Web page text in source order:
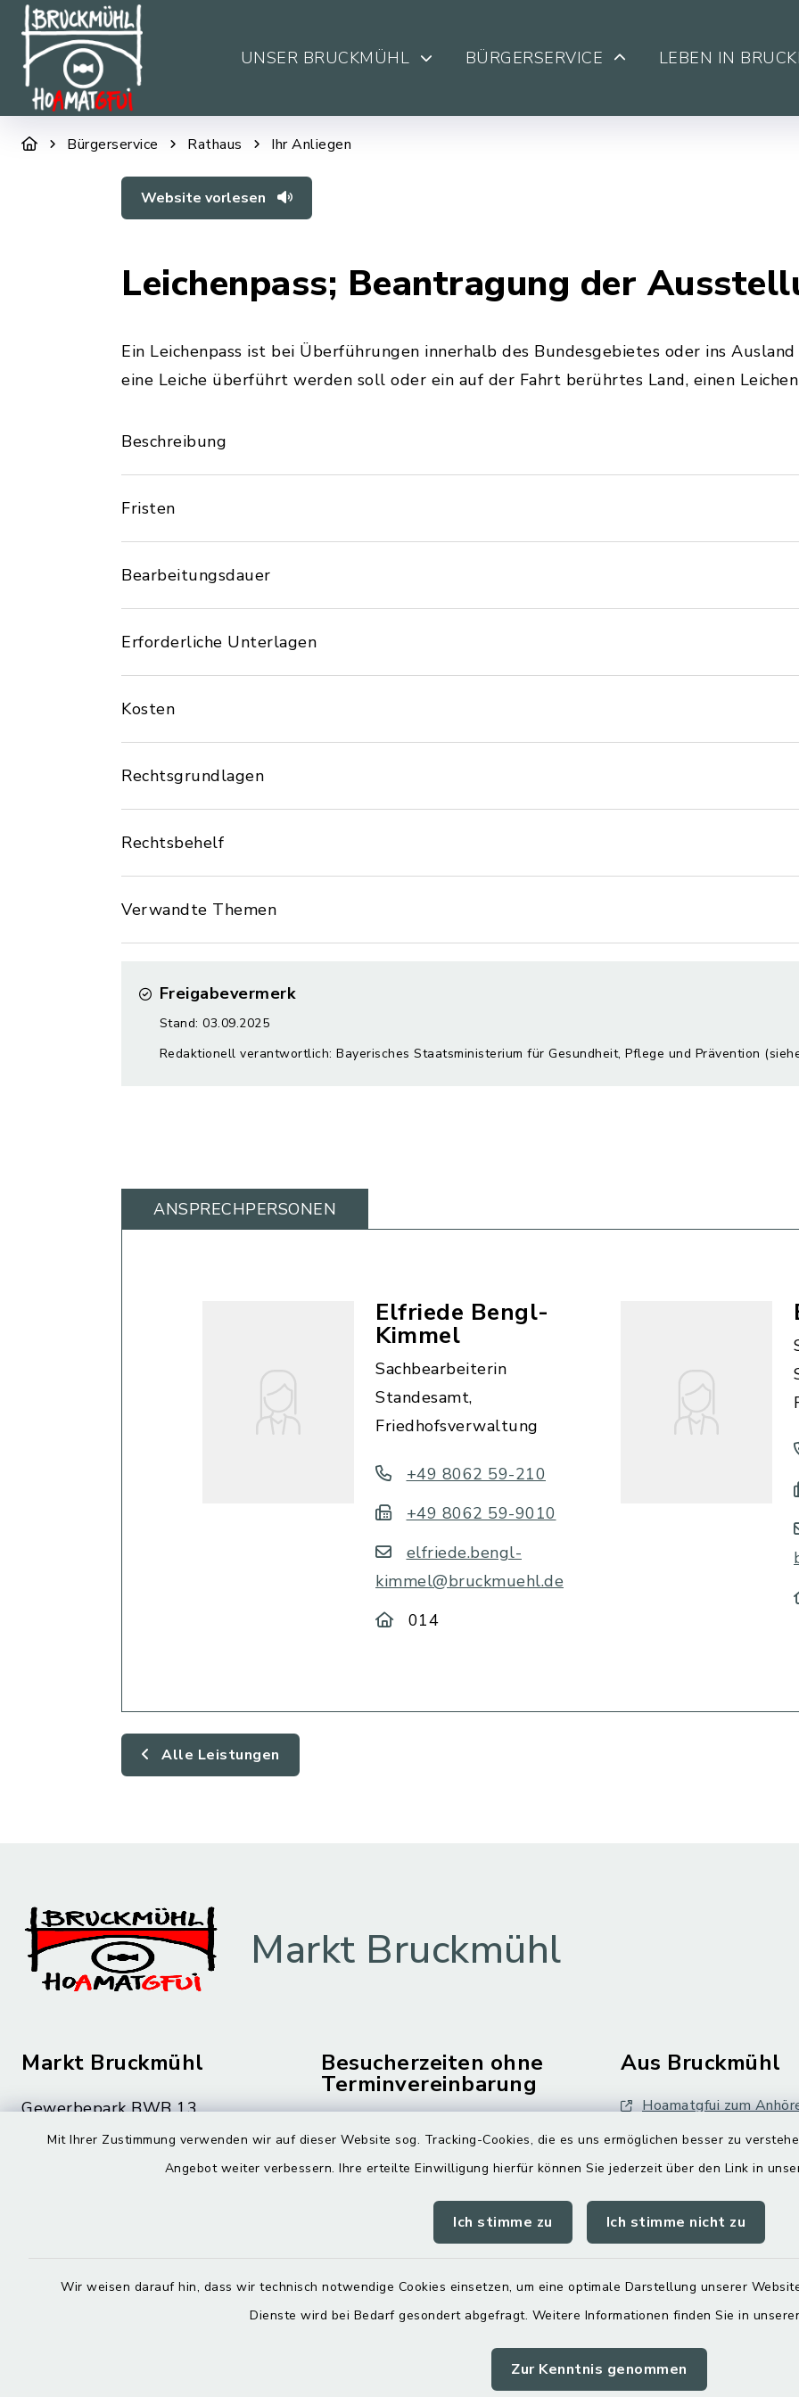
Mit Ihrer Zustimmung verwenden wir auf dieser Website sog. Tracking-Cookies, die es uns ermöglichen besser zu
Angebot weiter verbessern. Ihre erteilte Einwilligung hierfür können Sie jederzeit über den Link in
Ich stimme zu Ich stimme nicht zu
Wir weisen darauf hin, dass wir technisch notwendige Cookies einsetzen, um eine optimale Darstellung unserer
Dienste wird bei Bedarf gesondert abgefragt. Weitere Informationen finden Sie in
Zur Kenntnis genommen
UNSER BRUCKMÜHL BÜRGERSERVICE LEBEN IN
Bürgerservice Rathaus Ihr Anliegen
Website vorlesen
Leichenpass; Beantragung der
Ein Leichenpass ist bei Überführungen innerhalb des Bundesgebietes oder ins
eine Leiche überführt werden soll oder ein auf der Fahrt berührtes Land, einen
Beschreibung
Fristen
Bearbeitungsdauer
Erforderliche Unterlagen
Kosten
Rechtsgrundlagen
Rechtsbehelf
Verwandte Themen
Freigabevermerk
Stand: 03.09.2025
Redaktionell verantwortlich: Bayerisches Staatsministerium für Gesundheit, Pflege und Prävention
ANSPRECHPERSONEN
Elfriede Bengl-
Kimmel
Sachbearbeiterin
Standesamt,
Friedhofsverwaltung
+49 8062 59-210
+49 8062 59-9010
elfriede.bengl-
kimmel@bruckmuehl.de
014
Alle Leistungen
Markt Bruckmühl
Markt Bruckmühl
Gewerbepark BWB 13
83052 Bruckmühl
Besucherzeiten ohne
Terminvereinbarung
Montag zusätzlich:
15.00 – 18.00 Uhr
Aus Bruckmühl
Hoamatgfui zum
Digitaler Ortsplan